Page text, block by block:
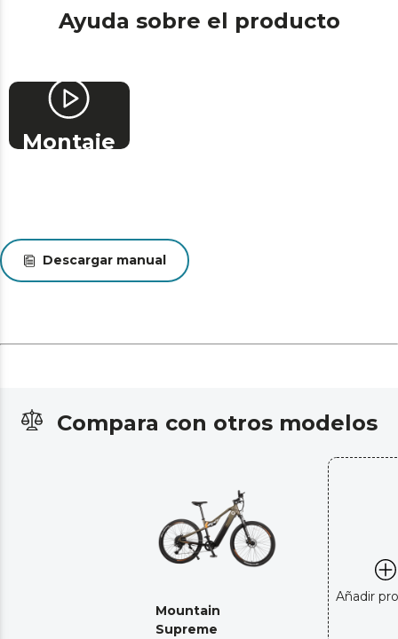
Ayuda sobre el producto
Montaje
Descargar manual
Compara con otros modelos
Mountain
Supreme
Añadir